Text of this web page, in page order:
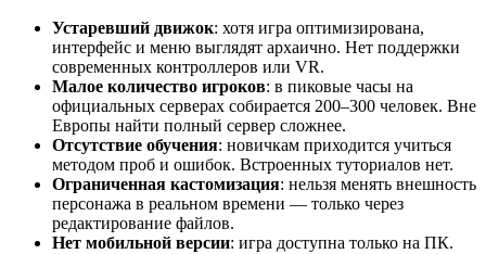
Устаревший движок: хотя игра оптимизирована,
интерфейс и меню выглядят архаично. Нет поддержки
современных контроллеров или VR.
Малое количество игроков: в пиковые часы на
официальных серверах собирается 200–300 человек. Вне
Европы найти полный сервер сложнее.
Отсутствие обучения: новичкам приходится учиться
методом проб и ошибок. Встроенных туториалов нет.
Ограниченная кастомизация: нельзя менять внешность
персонажа в реальном времени — только через
редактирование файлов.
Нет мобильной версии: игра доступна только на ПК.